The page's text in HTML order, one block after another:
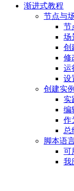
渐进式教程
节点与
节
场
创
修
运
设
创建实例
实
编
作
总
脚本语
可
我